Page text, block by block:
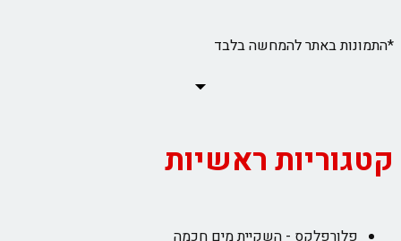
*התמונות באתר להמחשה בלבד
קטגוריות ראשיות